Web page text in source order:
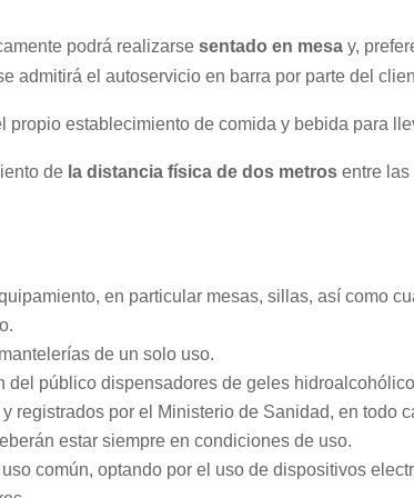
podrá realizarsesentado en mesa y,
admitirá el autoservicio en barra por parte del
propio establecimiento de comida y bebida para
de la distancia física de dos metros entre las
en particular mesas, sillas, así como
de un solo uso.
del público dispensadores de geles
registrados por el Ministerio de Sanidad, en todo
estar siempre en condiciones de uso.
común, optando por el uso de dispositivos